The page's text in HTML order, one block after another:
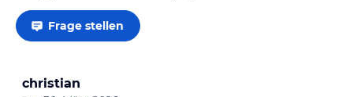
Frage stellen
christian